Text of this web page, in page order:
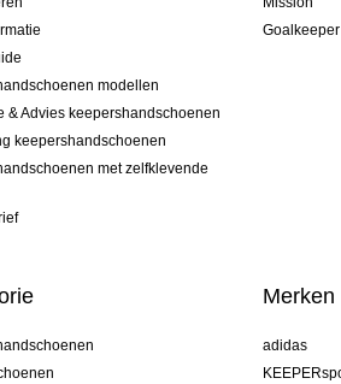
modellen
& Advies keepershandschoenen
keepershandschoenen
met zelfklevende
Merken
adidas